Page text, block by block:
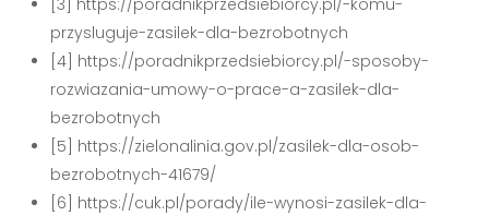
przysluguje-zasilek-dla-bezrobotnych
[4] https://poradnikprzedsiebiorcy.pl/-sposoby-
rozwiazania-umowy-o-prace-a-zasilek-dla-
bezrobotnych
[5] https://zielonalinia.gov.pl/zasilek-dla-osob-
bezrobotnych-41679/
[6] https://cuk.pl/porady/ile-wynosi-zasilek-dla-